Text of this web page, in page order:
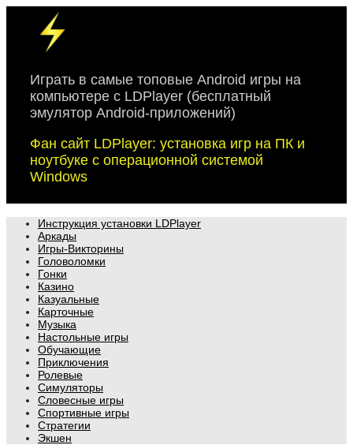
content
Играть в самые топовые Android игры на
компьютере с LDPlayer (бесплатный
эмулятор Android-приложений)
Фан сайт LDPlayer: установка игр на ПК и
ноутбуке с операционной системой
Windows
Инструкция установки LDPlayer
Аркады
Игры-Викторины
Головоломки
Гонки
Казино
Казуальные
Карточные
Музыка
Настольные игры
Обучающие
Приключения
Ролевые
Симуляторы
Словесные игры
Спортивные игры
Стратегии
Экшен